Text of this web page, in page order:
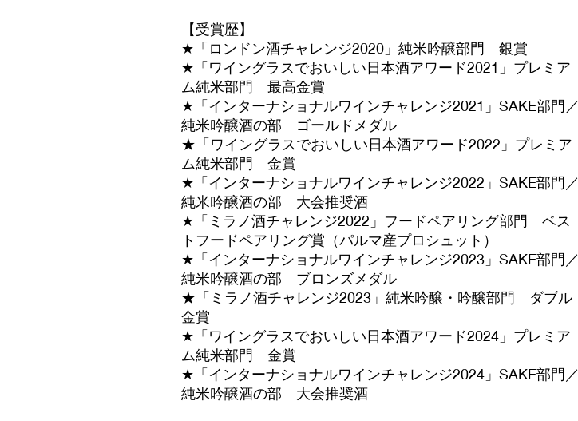
【受賞歴】
★「ロンドン酒チャレンジ2020」純米吟醸部門 銀賞
★「ワイングラスでおいしい日本酒アワード2021」プレミア
ム純米部門 最高金賞
★「インターナショナルワインチャレンジ2021」SAKE部門／
純米吟醸酒の部 ゴールドメダル
★「ワイングラスでおいしい日本酒アワード2022」プレミア
ム純米部門 金賞
★「インターナショナルワインチャレンジ2022」SAKE部門／
純米吟醸酒の部 大会推奨酒
★「ミラノ酒チャレンジ2022」フードペアリング部門 ベス
トフードペアリング賞（パルマ産プロシュット）
★「インターナショナルワインチャレンジ2023」SAKE部門／
純米吟醸酒の部 ブロンズメダル
★「ミラノ酒チャレンジ2023」純米吟醸・吟醸部門 ダブル
金賞
★「ワイングラスでおいしい日本酒アワード2024」プレミア
ム純米部門 金賞
★「インターナショナルワインチャレンジ2024」SAKE部門／
純米吟醸酒の部 大会推奨酒